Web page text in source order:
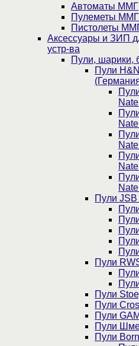
Автоматы ММГ
Пулеметы ММГ
Пистолеты
Аксессуары и ЗИП
устр-ва
Пули, шарики,
Пули
Пули
Пули
Пули
Пули
Пули
Пули
Пули